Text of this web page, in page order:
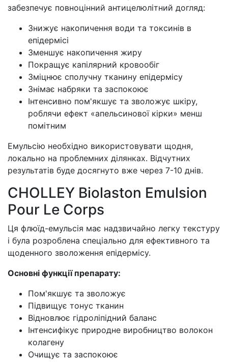
забезпечує повноцінний антицелюлітний догляд:
Знижує накопичення води та токсинів в
епідермісі
Зменшує накопичення жиру
Покращує капілярний кровообіг
Зміцнює сполучну тканину епідермісу
Знімає набряки та заспокоює
Інтенсивно пом'якшує та зволожує шкіру,
роблячи ефект «апельсинової кірки» менш
помітним
Емульсію необхідно використовувати щодня,
локально на проблемних ділянках. Відчутних
результатів буде досягнуто вже через 7-10 днів.
CHOLLEY Biolaston Emulsion
Pour Le Corps
Ця флюїд-емульсія має надзвичайно легку текстуру
і була розроблена спеціально для ефективного та
щоденного зволоження епідермісу.
Основні функції препарату:
Пом'якшує та зволожує
Підвищує тонус тканин
Відновлює гідроліпідний баланс
Інтенсифікує природне виробництво волокон
колагену
Очищує та заспокоює